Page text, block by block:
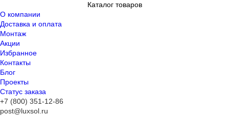
Каталог товаров
О компании
Доставка и оплата
Монтаж
Акции
Избранное
Контакты
Блог
Проекты
Статус заказа
+7 (800) 351-12-86
post@luxsol.ru